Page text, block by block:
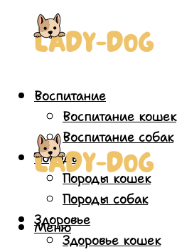
Воспитание
Воспитание кошек
Воспитание собак
Породы
Породы кошек
Породы собак
Здоровье
Здоровье кошек
Меню